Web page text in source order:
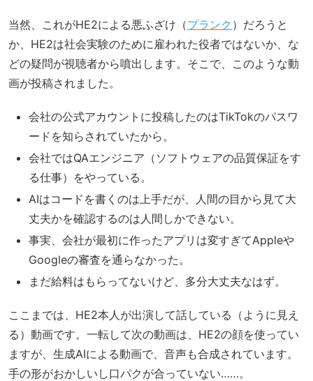
当然、これがHE2による悪ふざけ（プランク ）だろうと
か、HE2は社会実験のために雇われた役者ではないか、な
どの疑問が視聴者から噴出します。そこで、このような動
画が投稿されました。
会社の公式アカウントに投稿したのはTikTokのパスワ
ードを知らされていたから。
会社ではQAエンジニア（ソフトウェアの品質保証をす
る仕事）をやっている。
AIはコードを書くのは上手だが、人間の目から見て大
丈夫かを確認するのは人間しかできない。
事実、会社が最初に作ったアプリは変すぎてAppleや
Googleの審査を通らなかった。
まだ給料はもらってないけど、多分大丈夫なはず。
ここまでは、HE2本人が出演して話している（ように見え
る）動画です。一転して次の動画は、HE2の顔を使ってい
ますが、生成AIによる動画で、音声も合成されています。
手の形がおかしいし口パクが合っていない……。